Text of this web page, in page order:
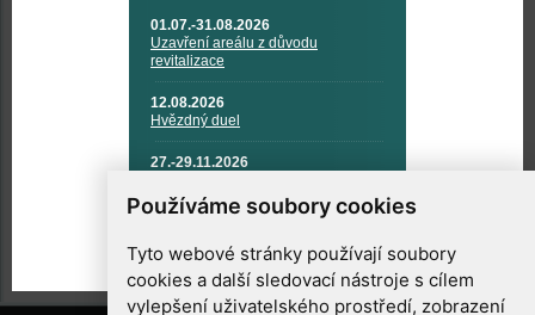
Používáme soubory cookies
Tyto webové stránky používají soubory
cookies a další sledovací nástroje s cílem
vylepšení uživatelského prostředí, zobrazení
01.07.-31.08.2026
Uzavření areálu z důvodu
revitalizace
12.08.2026
Hvězdný duel
27.-29.11.2026
TECHNIKA A KOSMICKÉ
TECHNOLOGIE